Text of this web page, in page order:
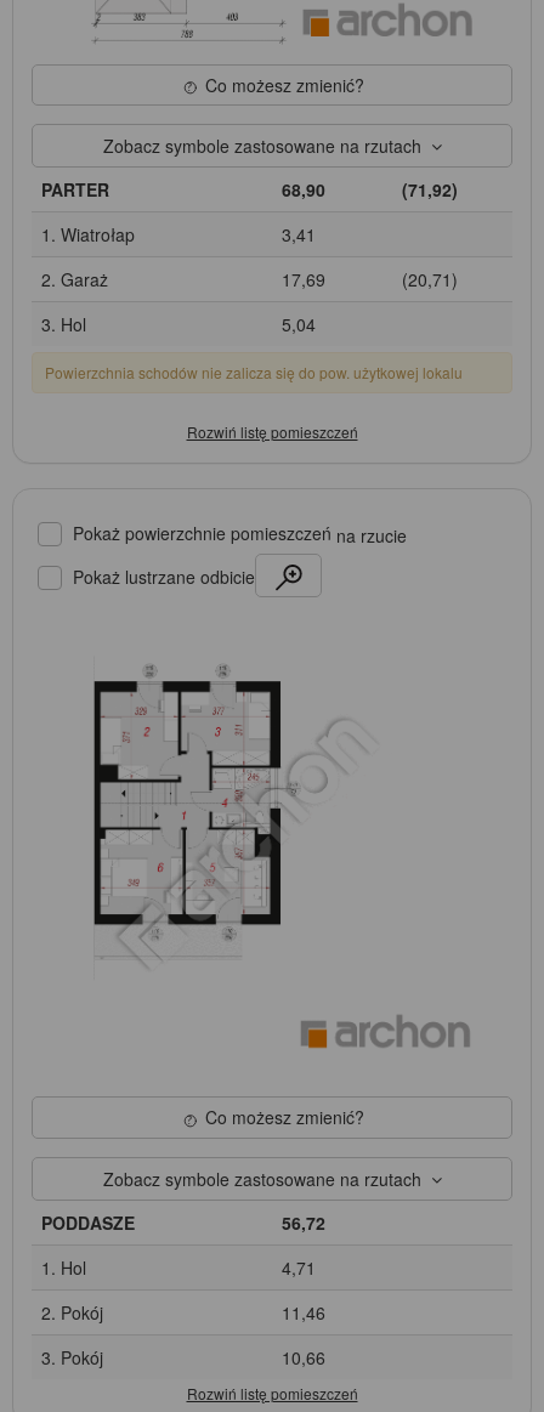
Co możesz zmienić?
Zobacz symbole zastosowane na rzutach
PARTER
68,90
(71,92)
1. Wiatrołap
3,41
2. Garaż
17,69
(20,71)
3. Hol
5,04
Powierzchnia schodów nie zalicza się do pow. użytkowej lokalu
Pokaż powierzchnie pomieszczeń na rzucie
Pokaż lustrzane odbicie
Co możesz zmienić?
Zobacz symbole zastosowane na rzutach
PODDASZE
56,72
1. Hol
4,71
2. Pokój
11,46
3. Pokój
10,66